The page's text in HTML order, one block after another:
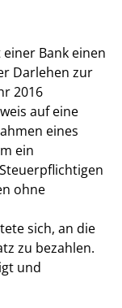
Bank einen
Darlehen zur
2016
auf eine
eines
ein
ohne
sich, an die
zu bezahlen.
und